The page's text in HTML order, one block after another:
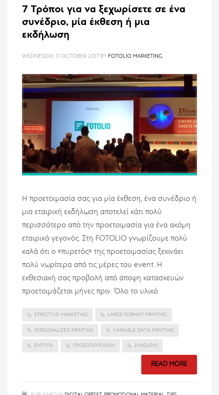
7 Τρόποι για να ξεχωρίσετε σε ένα
συνέδριο, μία έκθεση ή μια
εκδήλωση
WEDNESDAY, 11 OCTOBER 2017 BY FOTOLIO MARKETING
Η προετοιμασία σας για μία έκθεση, ένα συνέδριο ή
μια εταιρική εκδήλωση αποτελεί κάτι πολύ
περισσότερο από την προετοιμασία για ένα ακόμη
εταιρικό γεγονός. Στη FOTOLIO γνωρίζουμε πολύ
καλά ότι ο «πυρετός» της προετοιμασίας ξεκινάει
πολύ νωρίτερα από τις μέρες του event. Η
εκθεσιακή σας προβολή από άποψη κατασκευών
προετοιμάζεται μήνες πριν. Όλο το υλικό
EFFECTIVE MARKETING LARGE FORMAT PRINTING
PERSONALIZED PRINTING VARIABLE DATA PRINTING
ΈΝΤΥΠΑ ΠΡΟΣΩΠΟΠΟΊΗΣΗ ΣΥΝΈΔΡΙΟ
READ MORE